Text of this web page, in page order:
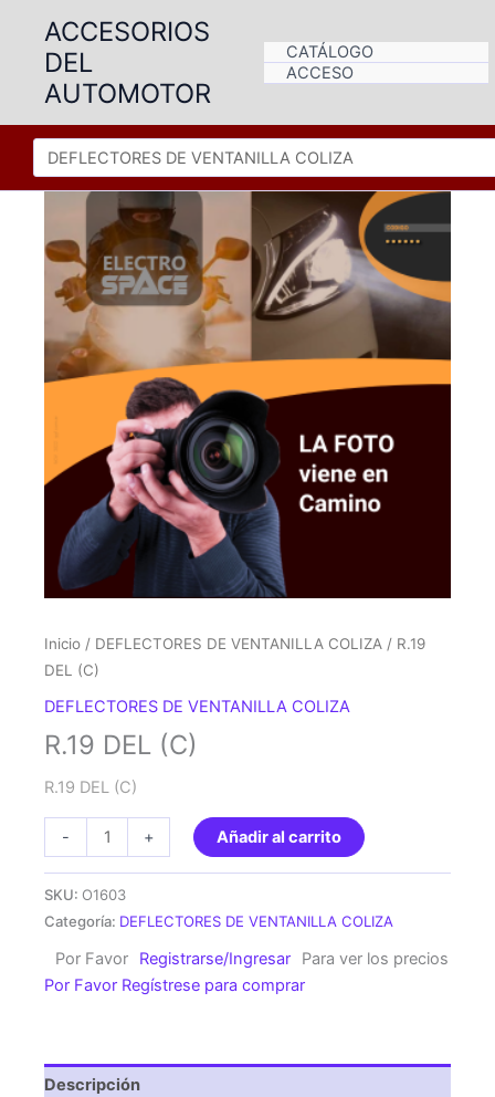
contenido
ACCESORIOS
DEL
AUTOMOTOR
CATÁLOGO
ACCESO
Inicio / DEFLECTORES DE VENTANILLA COLIZA / R.19
DEL (C)
DEFLECTORES DE VENTANILLA COLIZA
R.19 DEL (C)
R.19 DEL (C)
-
DEL
+ Añadir al carrito
SKU: O1603
Categoría: DEFLECTORES DE VENTANILLA COLIZA
Por Favor Registrarse/Ingresar
Para ver los precios
Por Favor Regístrese para comprar
Descripción